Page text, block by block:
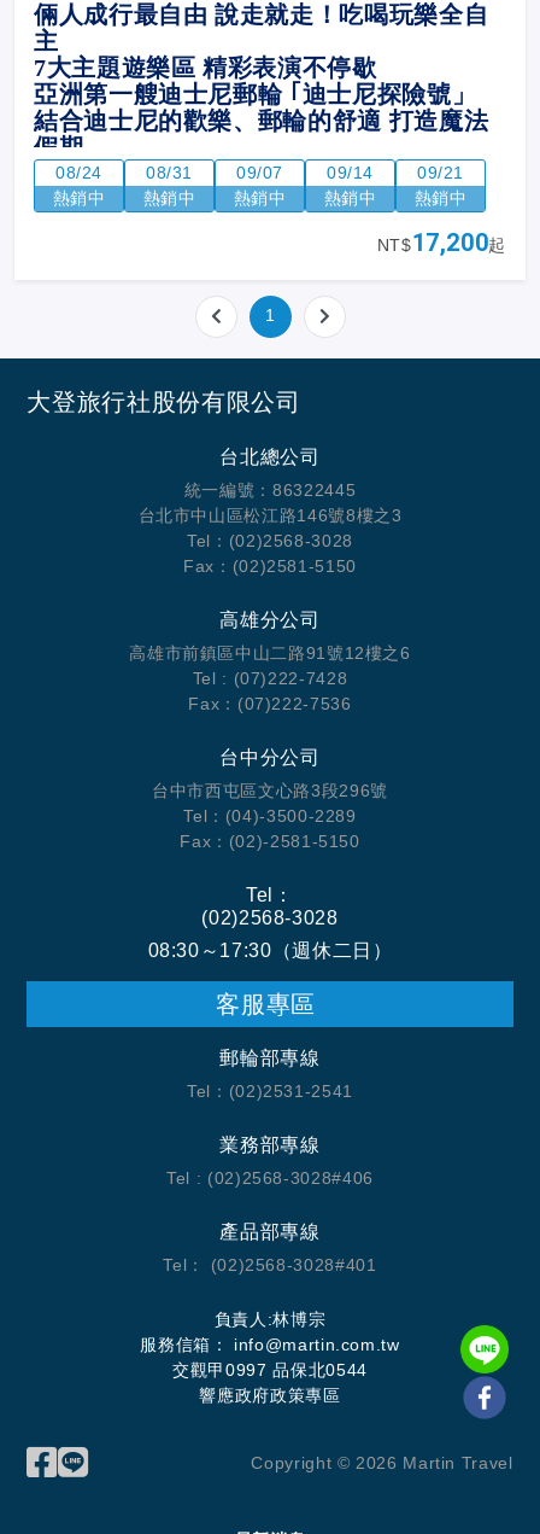
倆人成行最自由 說走就走！吃喝玩樂全自
主
7大主題遊樂區 精彩表演不停歇
亞洲第一艘迪士尼郵輪 ｢迪士尼探險號」
結合迪士尼的歡樂、郵輪的舒適 打造魔法
假期
08/24
熱銷中
08/31
熱銷中
09/07
熱銷中
09/14
熱銷中
09/21
熱銷中
NT$17,200起
1
大登旅行社股份有限公司
台北總公司
統一編號：86322445
台北市中山區松江路146號8樓之3
Tel：(02)2568-3028
Fax：(02)2581-5150
高雄分公司
高雄市前鎮區中山二路91號12樓之6
Tel : (07)222-7428
Fax：(07)222-7536
台中分公司
台中市西屯區文心路3段296號
Tel：(04)-3500-2289
Fax：(02)-2581-5150
Tel：
(02)2568-3028
08:30～17:30（週休二日）
客服專區
郵輪部專線
Tel：(02)2531-2541
業務部專線
Tel : (02)2568-3028#406
產品部專線
Tel： (02)2568-3028#401
負責人:林博宗
服務信箱： info@martin.com.tw
交觀甲0997 品保北0544
響應政府政策專區
Copyright © 2026 Martin Travel